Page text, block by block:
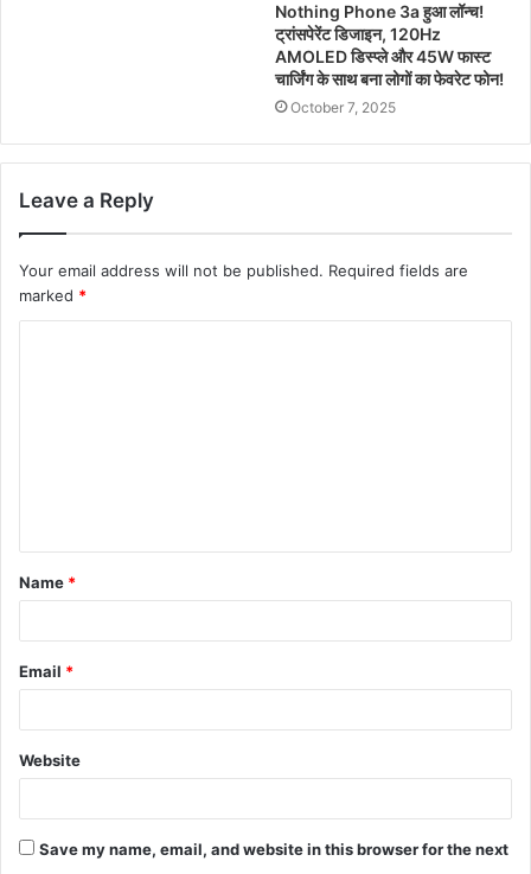
Nothing Phone 3a हुआ लॉन्च!
ट्रांसपेरेंट डिजाइन, 120Hz
AMOLED डिस्प्ले और 45W फास्ट
चार्जिंग के साथ बना लोगों का फेवरेट फोन!
October 7, 2025
Leave a Reply
Your email address will not be published. Required fields are
marked *
Name *
Email *
Website
Save my name, email, and website in this browser for the next